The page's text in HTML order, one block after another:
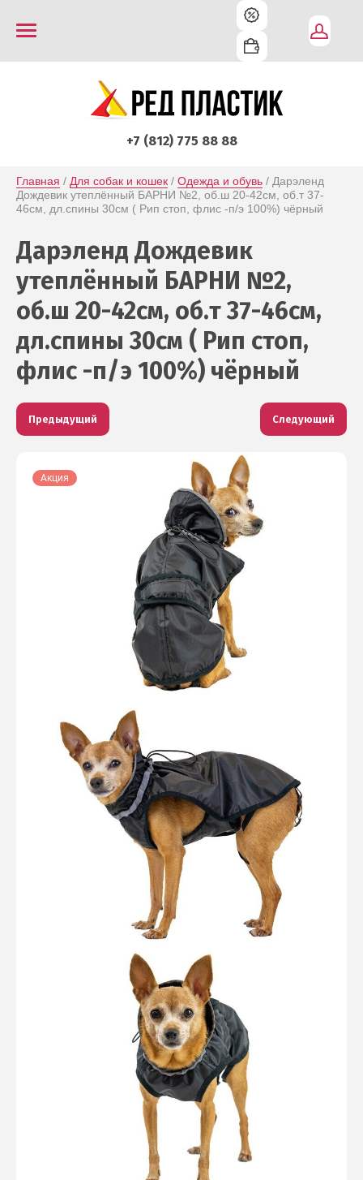
+7 (812) 775 88 88
Главная / Для собак и кошек / Одежда и обувь / Дарэленд
Дождевик утеплённый БАРНИ №2, об.ш 20-42см, об.т 37-
46см, дл.спины 30см ( Рип стоп, флис -п/э 100%) чёрный
Дарэленд Дождевик
утеплённый БАРНИ №2,
об.ш 20-42см, об.т 37-46см,
дл.спины 30см ( Рип стоп,
флис -п/э 100%) чёрный
Предыдущий Следующий
Акция